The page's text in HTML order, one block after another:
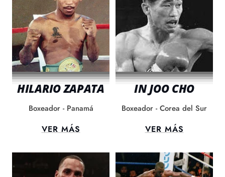
HILARIO ZAPATA
Boxeador - Panamá
VER MÁS
IN JOO CHO
Boxeador - Corea del Sur
VER MÁS